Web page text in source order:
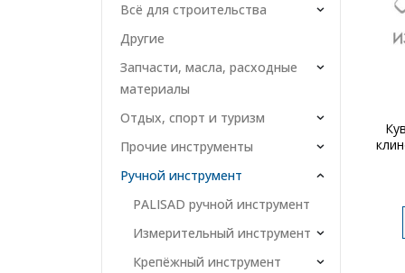
Всё для строительства
Другие
Запчасти, масла, расходные
материалы
Отдых, спорт и туризм
Прочие инструменты
Ручной инструмент
PALISAD ручной инструмент
Измерительный инструмент
Крепёжный инструмент